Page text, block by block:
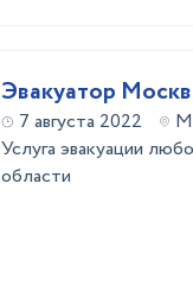
Эвакуатор
7 августа 2022
Услуга эвакуации
области